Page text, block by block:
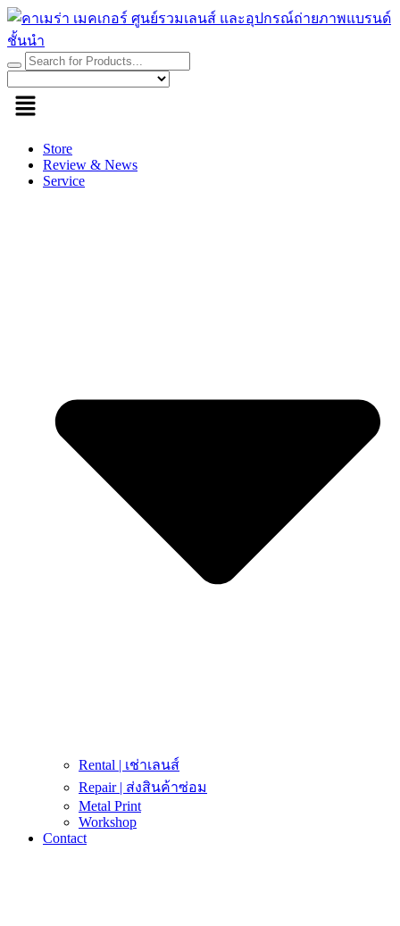
Skip
to
content
Store
Review & News
Service
Rental | เช่าเลนส์
Repair | ส่งสินค้าซ่อม
Metal Print
Workshop
Contact